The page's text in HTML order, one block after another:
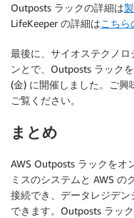
Outposts ラックの詳細は
LifeKeeper の詳細はこちら
最後に、サイオステクノ
ンとで、Outposts ラック
(金) に開催しました。ご興
ご覧ください。
まとめ
AWS Outposts ラックをオ
ミスのシステムと AWS の
接続でき、データレジデ
できます。Outposts ラッ